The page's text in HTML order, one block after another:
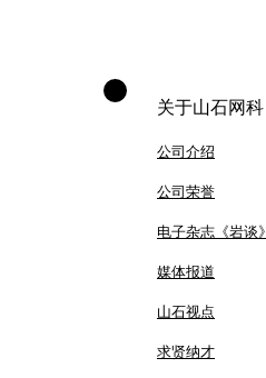
关于山石网科
公司介绍
公司荣誉
电子杂志《岩谈》
媒体报道
山石视点
求贤纳才